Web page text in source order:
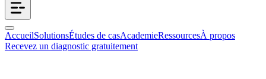
AccueilSolutionsÉtudes de casAcademieRessourcesÀ propos
Recevez un diagnostic gratuitement